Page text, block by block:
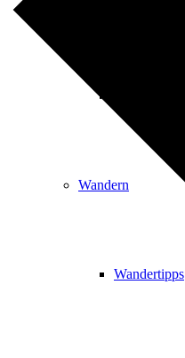
Wandern
Wandertipps